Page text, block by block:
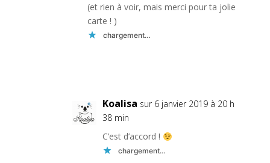
(et rien à voir, mais merci pour ta jolie
carte ! )
chargement…
Koalisa sur 6 janvier 2019 à 20 h
38 min
C’est d’accord !
chargement…